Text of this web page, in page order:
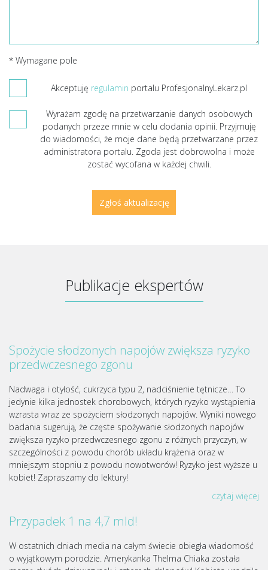
* Wymagane pole
Akceptuję regulamin portalu ProfesjonalnyLekarz.pl
Wyrażam zgodę na przetwarzanie danych osobowych
podanych przeze mnie w celu dodania opinii. Przyjmuję
do wiadomości, że moje dane będą przetwarzane przez
administratora portalu. Zgoda jest dobrowolna i może
zostać wycofana w każdej chwili.
Publikacje ekspertów
Spożycie słodzonych napojów zwiększa ryzyko
przedwczesnego zgonu
Nadwaga i otyłość, cukrzyca typu 2, nadciśnienie tętnicze… To
jedynie kilka jednostek chorobowych, których ryzyko wystąpienia
wzrasta wraz ze spożyciem słodzonych napojów. Wyniki nowego
badania sugerują, że częste spożywanie słodzonych napojów
zwiększa ryzyko przedwczesnego zgonu z różnych przyczyn, w
szczególności z powodu chorób układu krążenia oraz w
mniejszym stopniu z powodu nowotworów! Ryzyko jest wyższe u
kobiet! Zapraszamy do lektury!
czytaj więcej
Przypadek 1 na 4,7 mld!
W ostatnich dniach media na całym świecie obiegła wiadomość
o wyjątkowym porodzie. Amerykanka Thelma Chiaka została